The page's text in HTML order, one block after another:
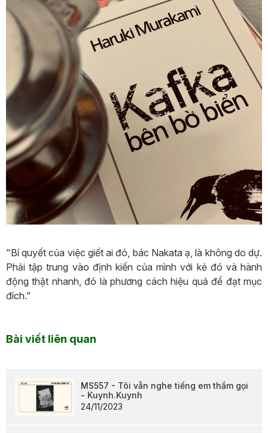
"Bí quyết của việc giết ai đó, bác Nakata ạ, là không do dự.
Phải tập trung vào định kiến của mình với kẻ đó và hành
động thật nhanh, đó là phương cách hiệu quả để đạt mục
đích."
Bài viết liên quan
MS557 - Tôi vẫn nghe tiếng em thầm gọi
- Kuynh.Kuynh
24/11/2023